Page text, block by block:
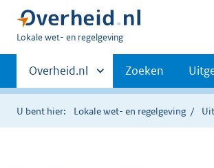
U
hier:
Lokale wet- en regelgeving
Primaire
navigatie
Andere
sites
binnen
Overheid.nl Zoeken
U bent hier: Lokale wet- en regelgeving